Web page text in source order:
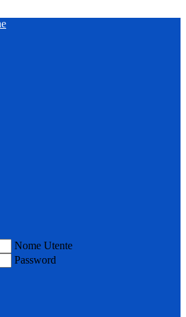
Nome Utente
Password